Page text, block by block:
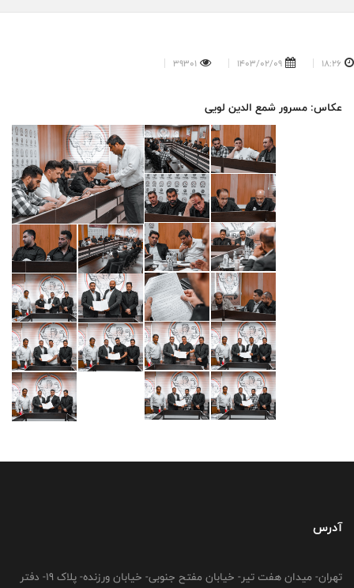
18:26
1403/02/09
39301
عکاس: مسرور شمع الدین لویی
آدرس
تهران- میدان هفت تیر- خیابان مفتح جنوبی- خیابان ورزنده- پلاک 19- دفتر